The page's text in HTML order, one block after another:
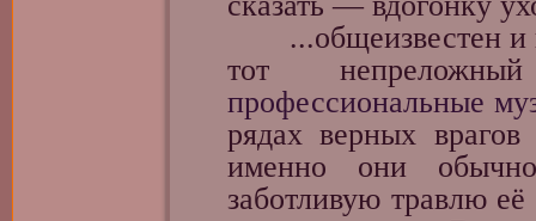
...общеизвестен и
тот
профессиональные
рядах верных
именно они обычно
заботливую травлю